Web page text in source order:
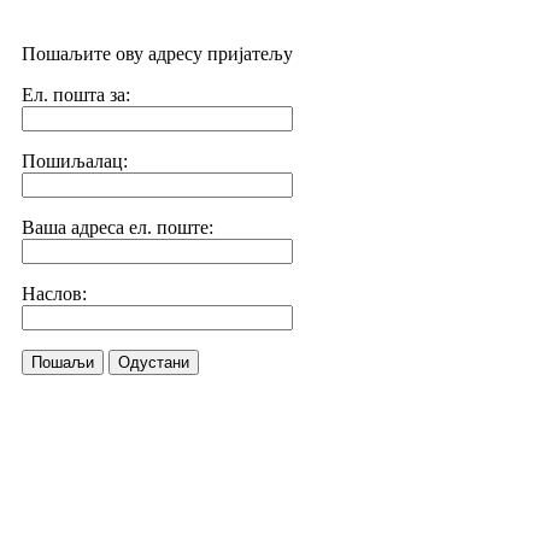
Пошаљите ову адресу пријатељу
Ел. пошта за:
Пошиљалац:
Ваша адреса ел. поште:
Наслов:
Пошаљи Одустани